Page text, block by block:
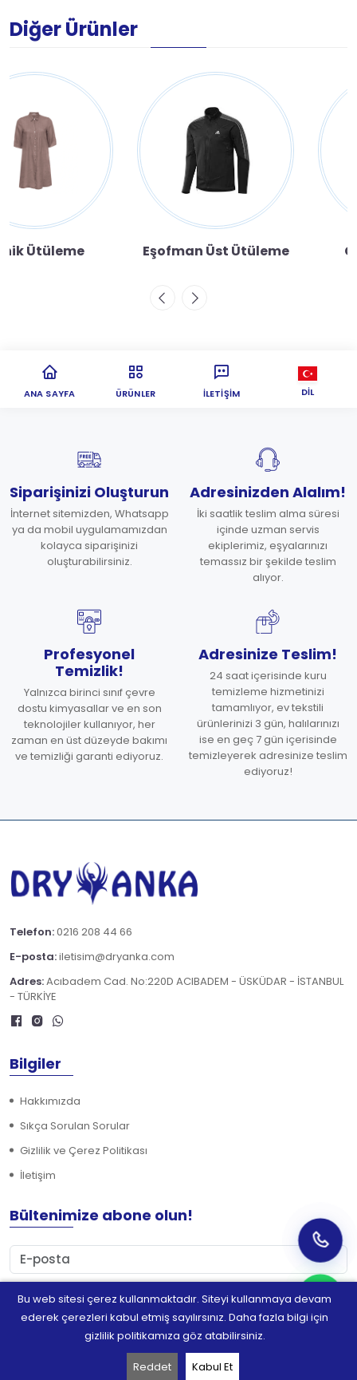
Diğer Ürünler
Eşofman Üst Ütüleme Cübbe Ütüleme
Bu web sitesi çerez kullanmaktadır. Siteyi kullanmaya devam
ederek çerezleri kabul etmiş sayılırsınız. Daha fazla bilgi için
gizlilik politikamıza göz atabilirsiniz.
Reddet Kabul Et
ANA SAYFA ÜRÜNLER İLETIŞIM DIL
Siparişinizi Oluşturun
İnternet sitemizden, Whatsapp
ya da mobil uygulamamızdan
kolayca siparişinizi
oluşturabilirsiniz.
Adresinizden Alalım!
İki saatlik teslim alma süresi
içinde uzman servis
ekiplerimiz, eşyalarınızı
temassız bir şekilde teslim
alıyor.
Profesyonel
Temizlik!
Yalnızca birinci sınıf çevre
dostu kimyasallar ve en son
teknolojiler kullanıyor, her
zaman en üst düzeyde bakımı
ve temizliği garanti ediyoruz.
Adresinize Teslim!
24 saat içerisinde kuru
temizleme hizmetinizi
tamamlıyor, ev tekstili
ürünlerinizi 3 gün, halılarınızı
ise en geç 7 gün içerisinde
temizleyerek adresinize teslim
ediyoruz!
Telefon:0216 208 44 66
E-posta:iletisim@dryanka.com
Adres:Acıbadem Cad. No:220D ACIBADEM - ÜSKÜDAR - İSTANBUL
- TÜRKİYE
Bilgiler
Hakkımızda
Sıkça Sorulan Sorular
Gizlilik ve Çerez Politikası
İletişim
Bültenimize abone olun!
Abone Ol
©2026DRY ANKA